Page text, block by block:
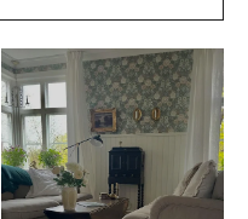
Modern
HÖJD (m)
10,05